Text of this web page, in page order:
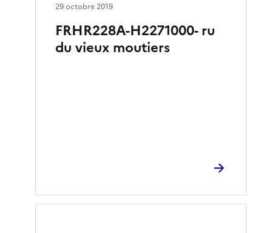
FRHR228A-H2271000- ru
du vieux moutiers
29 octobre 2019